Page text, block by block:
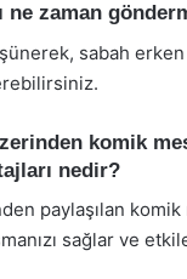
ne zaman
sabah
komik
nedir?
paylaşılan komik
sağlar ve